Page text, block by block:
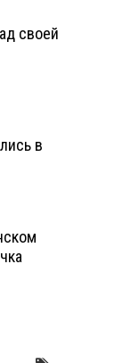
своей
в